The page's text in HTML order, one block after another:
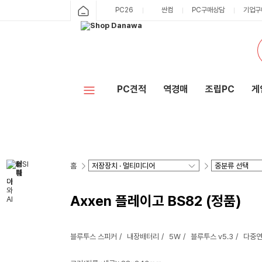
PC26 싼컴 PC구매상담 기업
PC견적 역경매 조립PC 게
홈
Axxen 플레이고 BS82 (정품)
블루투스 스피커 내장배터리 5W 블루투스 v5.3 다중